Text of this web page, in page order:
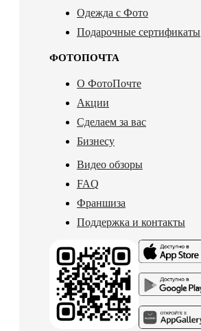
Одежда с Фото
Подарочные сертификаты
ФОТОПОЧТА
О ФотоПочте
Акции
Сделаем за вас
Бизнесу
Видео обзоры
FAQ
Франшиза
Поддержка и контакты